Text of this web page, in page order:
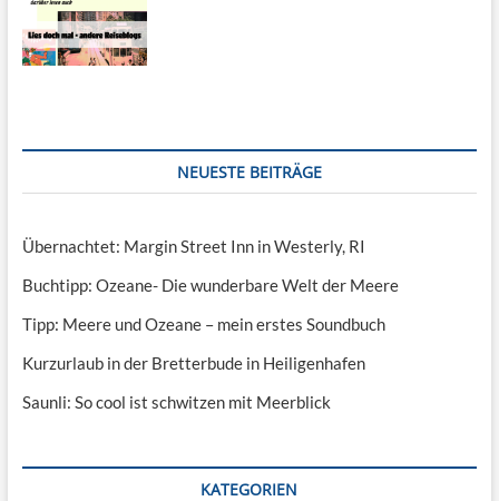
NEUESTE BEITRÄGE
Übernachtet: Margin Street Inn in Westerly, RI
Buchtipp: Ozeane- Die wunderbare Welt der Meere
Tipp: Meere und Ozeane – mein erstes Soundbuch
Kurzurlaub in der Bretterbude in Heiligenhafen
Saunli: So cool ist schwitzen mit Meerblick
KATEGORIEN